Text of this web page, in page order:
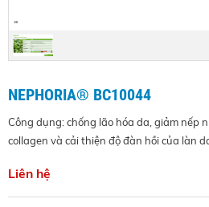
NEPHORIA® BC10044
Công dụng: chống lão hóa da, giảm nếp
collagen và cải thiện độ đàn hồi của làn
Liên hệ